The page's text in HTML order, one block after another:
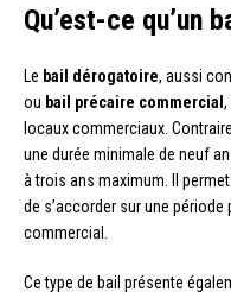
Qu’est-ce qu’un
Le bail dérogatoire, aussi
ou bail précaire commercial ,
locaux commerciaux.
une durée minimale de neuf
à trois ans maximum. Il
de s’accorder sur une
commercial.
Ce type de bail présente